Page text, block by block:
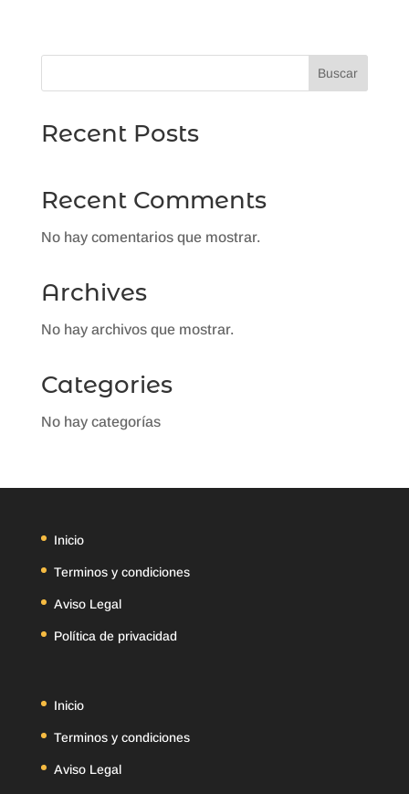
Buscar
Recent Posts
Recent Comments
No hay comentarios que mostrar.
Archives
No hay archivos que mostrar.
Categories
No hay categorías
Inicio
Terminos y condiciones
Aviso Legal
Política de privacidad
Inicio
Terminos y condiciones
Aviso Legal